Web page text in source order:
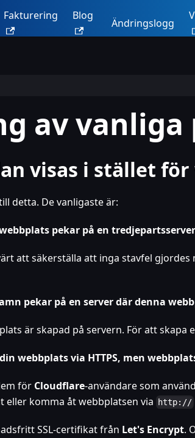
Fakturering Blog
Ändringslogg
av vanliga
visas i stället
detta. De vanligaste är:
pekar på en tredjepartsserver
att säkerställa att inga stavfel gjordes
pekar på en server där denna
är skapad på servern. För att skapa
webbplats via HTTPS, men
för Cloudflare-användare som
eller komma åt webbplatsen via
http://
SSL-certifikat från Let's Encrypt.